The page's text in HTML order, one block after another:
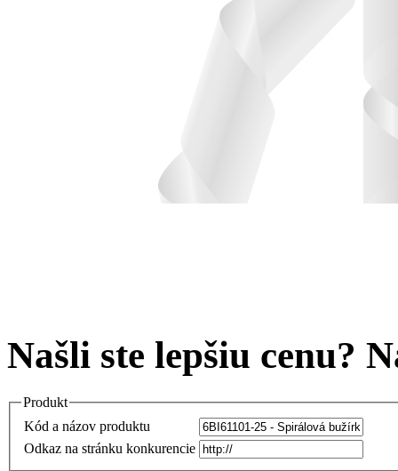
Našli ste lepšiu cenu?
Produkt
Kód a názov produktu
Odkaz na stránku konkurencie